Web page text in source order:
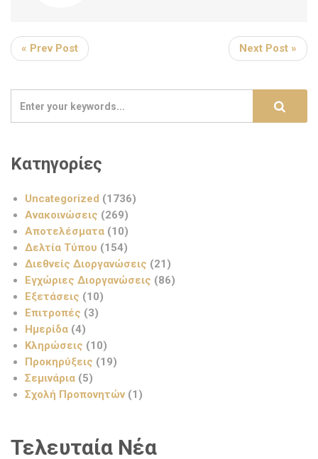
« Prev Post Next Post »
Κατηγορίες
Uncategorized (1736)
Ανακοινώσεις (269)
Αποτελέσματα (10)
Δελτία Τύπου (154)
Διεθνείς Διοργανώσεις (21)
Εγχώριες Διοργανώσεις (86)
Εξετάσεις (10)
Επιτροπές (3)
Ημερίδα (4)
Κληρώσεις (10)
Προκηρύξεις (19)
Σεμινάρια (5)
Σχολή Προπονητών (1)
Τελευταία Νέα